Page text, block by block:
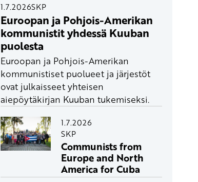
1.7.2026SKP
Euroopan ja Pohjois-Amerikan
kommunistit yhdessä Kuuban
puolesta
Euroopan ja Pohjois-Amerikan
kommunistiset puolueet ja järjestöt
ovat julkaisseet yhteisen
aiepöytäkirjan Kuuban tukemiseksi.
1.7.2026
SKP
Communists from
Europe and North
America for Cuba